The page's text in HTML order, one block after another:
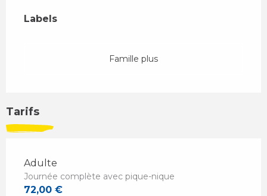
Labels
Labels
Famille plus
Tarifs
Adulte
Journée complète avec pique-nique
72,00 €